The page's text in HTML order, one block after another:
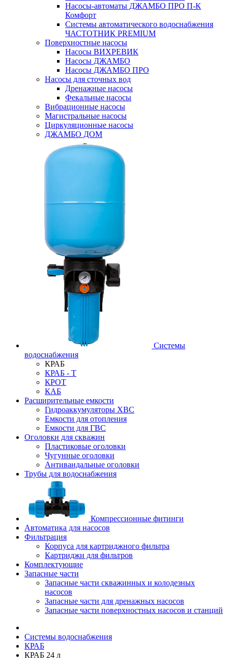
Насосы-автоматы ДЖАМБО ПРО П-К
Комфорт
Системы автоматического водоснабжения
ЧАСТОТНИК PREMIUM
Поверхностные насосы
Насосы ВИХРЕВИК
Насосы ДЖАМБО
Насосы ДЖАМБО ПРО
Насосы для сточных вод
Дренажные насосы
Фекальные насосы
Вибрационные насосы
Магистральные насосы
Циркуляционные насосы
ДЖАМБО ДОМ
Системы
водоснабжения
КРАБ
КРАБ - Т
КРОТ
КАБ
Расширительные емкости
Гидроаккумуляторы ХВС
Емкости для отопления
Емкости для ГВС
Оголовки для скважин
Пластиковые оголовки
Чугунные оголовки
Антивандальные оголовки
Трубы для водоснабжения
Компрессионные фитинги
Автоматика для насосов
Фильтрация
Корпуса для картриджного фильтра
Картриджи для фильтров
Комплектующие
Запасные части
Запасные части скважинных и колодезных
насосов
Запасные части для дренажных насосов
Запасные части поверхностных насосов и станций
Системы водоснабжения
КРАБ
КРАБ 24 л